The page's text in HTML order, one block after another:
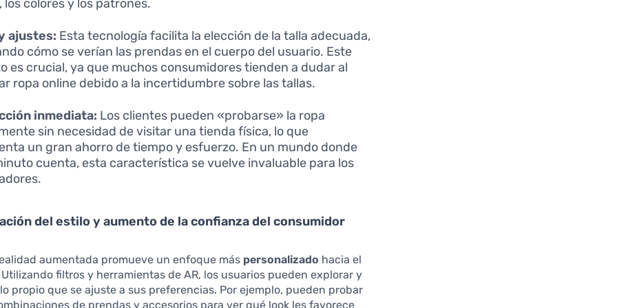
los colores y los patrones.
ajustes: Esta tecnología facilita la elección de la talla adecuada,
cómo se verían las prendas en el cuerpo del usuario. Este
es crucial, ya que muchos consumidores tienden a dudar al
ropa online debido a la incertidumbre sobre las tallas.
inmediata: Los clientes pueden «probarse» la ropa
sin necesidad de visitar una tienda física, lo que
un gran ahorro de tiempo y esfuerzo. En un mundo donde
cuenta, esta característica se vuelve invaluable para los
del estilo y aumento de la confianza del consumidor
aumentada promueve un enfoque más personalizado hacia el
filtros y herramientas de AR, los usuarios pueden explorar y
propio que se ajuste a sus preferencias. Por ejemplo, pueden probar
de prendas y accesorios para ver qué look les favorece